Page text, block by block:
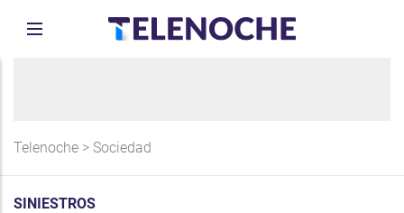
Telenoche > Sociedad
SINIESTROS